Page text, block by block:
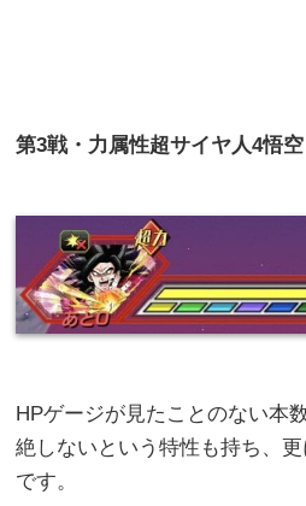
第3戦・ 力属性超サイヤ人4悟空
HPゲージが見たことのない本
絶しないという特性も持ち、
です。